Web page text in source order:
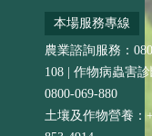
本場服務專線
農業諮詢服務：
108 | 作物病蟲害
0800-069-880
土壤及作物營養：